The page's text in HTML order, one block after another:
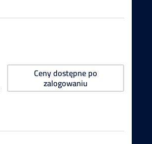
Ceny dostępne po
zalogowaniu